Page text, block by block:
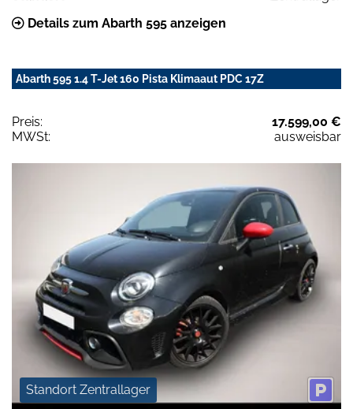
Details zum Abarth 595 anzeigen
Abarth 595 1.4 T-Jet 160 Pista Klimaaut PDC 17Z
Preis:
17.599,00 €
MWSt:
ausweisbar
Standort Zentrallager